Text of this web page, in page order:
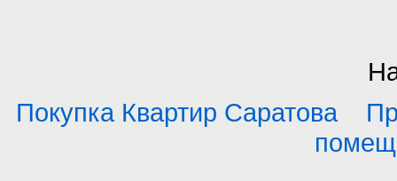
Покупка Квартир Саратова